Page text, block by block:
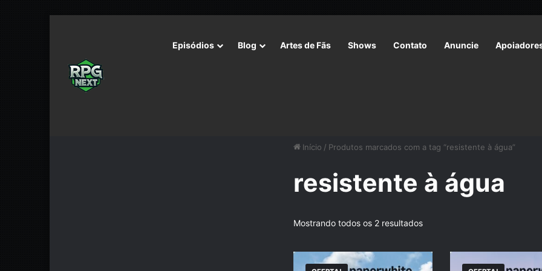
Episódios Blog Artes de Fãs Shows Contato Anuncie
Início / Produtos marcados com a tag “resistente à água”
resistente à água
Mostrando todos os 2 resultados